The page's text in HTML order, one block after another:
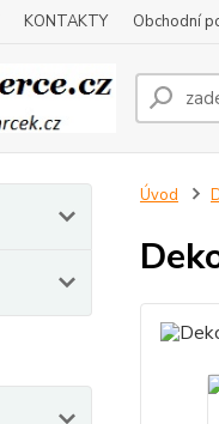
KONTAKTY Obchodní
Úvod